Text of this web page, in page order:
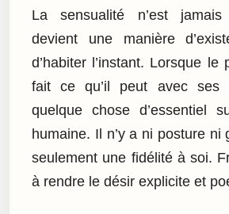
La sensualité n’est
devient une manière
d’habiter l’instant. Lorsque le
fait ce qu’il peut avec ses
quelque chose d’essentiel
humaine. Il n’y a ni posture ni
seulement une fidélité à soi.
à rendre le désir explicite et